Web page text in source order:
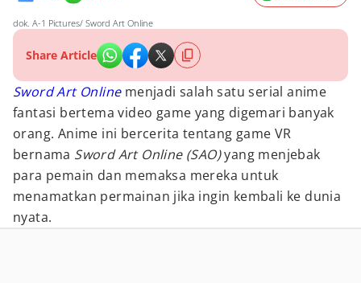
dok. A-1 Pictures/ Sword Art Online
Share Article
Sword Art Online menjadi salah satu serial anime
fantasi bertema video game yang digemari banyak
orang. Anime ini bercerita tentang game VR
bernama Sword Art Online (SAO)yang menjebak
para pemain dan memaksa mereka untuk
menamatkan permainan jika ingin kembali ke dunia
nyata.